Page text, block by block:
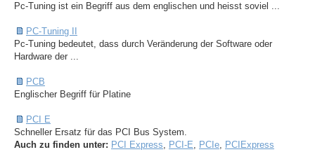
Pc-Tuning ist ein Begriff aus dem englischen und heisst soviel ...
PC-Tuning II
Pc-Tuning bedeutet, dass durch Veränderung der Software oder
Hardware der ...
PCB
Englischer Begriff für Platine
PCI E
Schneller Ersatz für das PCI Bus System.
Auch zu finden unter: PCI Express, PCI-E, PCIe, PCIExpress